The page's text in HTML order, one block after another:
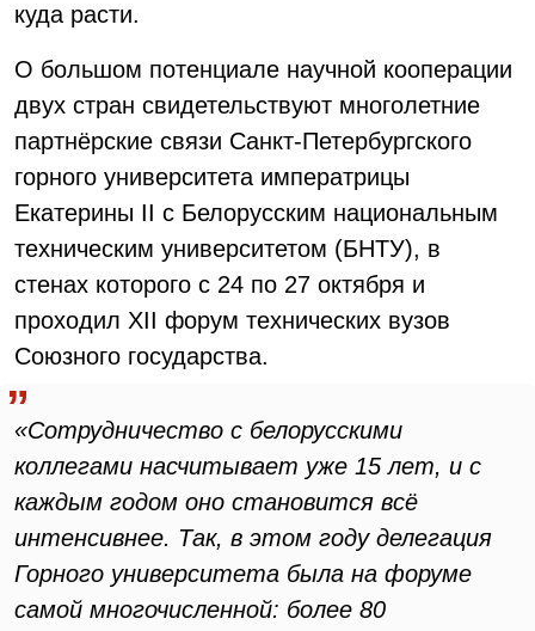
куда расти.
О большом потенциале научной кооперации
двух стран свидетельствуют многолетние
партнёрские связи Санкт-Петербургского
горного университета императрицы
Екатерины II c Белорусским национальным
техническим университетом (БНТУ), в
стенах которого с 24 по 27 октября и
проходил XII форум технических вузов
Союзного государства.
«Сотрудничество с белорусскими
коллегами насчитывает уже 15 лет, и с
каждым годом оно становится всё
интенсивнее. Так, в этом году делегация
Горного университета была на форуме
самой многочисленной: более 80